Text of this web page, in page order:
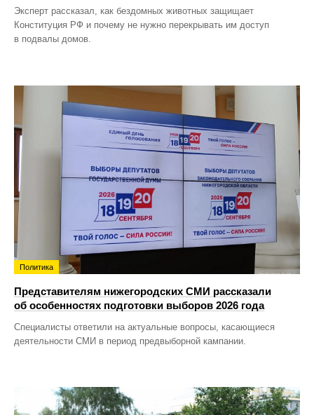
Эксперт рассказал, как бездомных животных защищает
Конституция РФ и почему не нужно перекрывать им доступ
в подвалы домов.
Политика
Представителям нижегородских СМИ рассказали
об особенностях подготовки выборов 2026 года
Специалисты ответили на актуальные вопросы, касающиеся
деятельности СМИ в период предвыборной кампании.